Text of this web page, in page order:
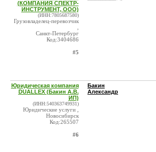
(КОМПАНИЯ СПЕКТР-
ИНСТРУМЕНТ, ООО)
(ИНН:7805687580)
Грузовладелец-перевозчик
Санкт-Петербург
Код:3404686
#5
Юридическая компания
DUALLEX (Бакин А.В.
ИП)
(ИНН:540363749931)
Юридические услуги ,
Новосибирск
Код:265507
#6
Бакин
Александр